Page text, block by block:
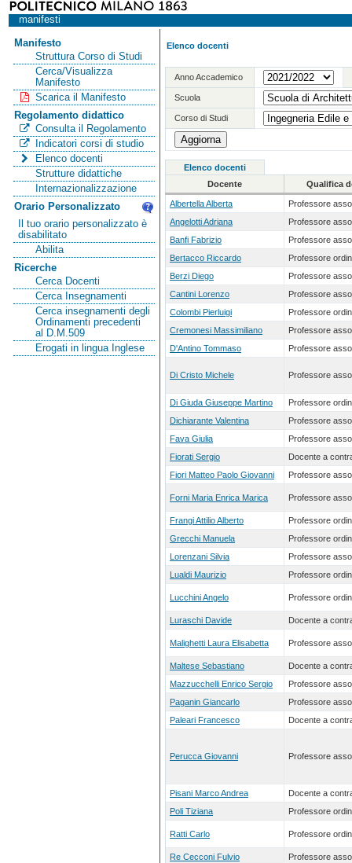
manifesti
Manifesto
Struttura Corso di Studi
Cerca/Visualizza
Manifesto
Scarica il Manifesto
Regolamento didattico
Consulta il Regolamento
Indicatori corsi di studio
Elenco docenti
Strutture didattiche
Internazionalizzazione
Orario Personalizzato
Il tuo orario personalizzato è
disabilitato
Abilita
Ricerche
Cerca Docenti
Cerca Insegnamenti
Cerca insegnamenti degli
Ordinamenti precedenti
al D.M.509
Erogati in lingua Inglese
Elenco docenti
Anno Accademico
Scuola
Corso di Studi
Elenco docenti
Docente
Qualifica
Albertella Alberta
Professore
Angelotti Adriana
Professore
Banfi Fabrizio
Professore
Bertacco Riccardo
Professore
Berzi Diego
Professore
Cantini Lorenzo
Professore
Colombi Pierluigi
Professore
Cremonesi Massimiliano
Professore
D'Antino Tommaso
Professore
Di Cristo Michele Professore
Di Giuda Giuseppe Martino
Professore
Dichiarante Valentina
Professore
Fava Giulia
Professore
Fiorati Sergio
Docente a
Fiori Matteo Paolo Giovanni
Professore
Forni Maria Enrica Marica Professore
Frangi Attilio Alberto
Professore
Grecchi Manuela
Professore
Lorenzani Silvia
Professore
Lualdi Maurizio
Professore
Lucchini Angelo Professore
Luraschi Davide Docente a
Malighetti Laura Elisabetta Professore
Maltese Sebastiano
Docente a
Mazzucchelli Enrico Sergio
Professore
Paganin Giancarlo
Professore
Paleari Francesco
Docente a
Perucca Giovanni Professore
Pisani Marco Andrea
Docente a
Poli Tiziana
Professore
Ratti Carlo Professore
Re Cecconi Fulvio
Professore